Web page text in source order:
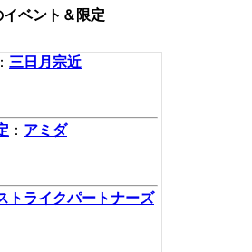
ベント＆限定
： 三日月宗近
： アミダ
トライクパートナーズ